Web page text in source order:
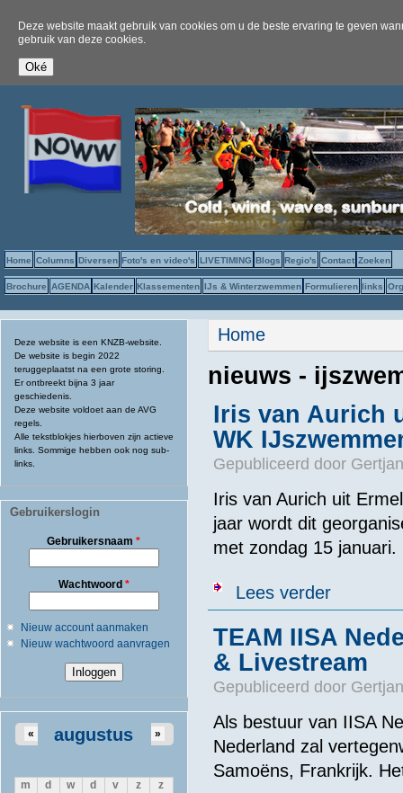
Deze website maakt gebruik van cookies om u de beste ervaring te geven
gebruik van deze cookies.
Home Columns Diversen Foto's en video's LIVETIMING Blogs Regio's Contact Zoeken
Brochure AGENDA Kalender Klassementen IJs & Winterzwemmen Formulieren links
Deze website is een KNZB-website.
De website is begin 2022
teruggeplaatst na een grote storing.
Er ontbreekt bijna 3 jaar
geschiedenis.
Deze website voldoet aan de AVG
regels.
Alle tekstblokjes hierboven zijn actieve
links. Sommige hebben ook nog sub-
links.
Gebruikerslogin
Gebruikersnaam*
Wachtwoord *
Nieuw account aanmaken
Nieuw wachtwoord aanvragen
augustus
« »
m d w d v z
z
U bent hier
Home
nieuws -
Iris van Aurich
WK
Gepubliceerd door
Iris van Aurich uit
jaar wordt dit
met zondag 15 januari.
Lees verderover Iris van
TEAM IISA
& Livestream
Gepubliceerd door
Als bestuur van IISA
Nederland zal
Samoëns, Frankrijk.